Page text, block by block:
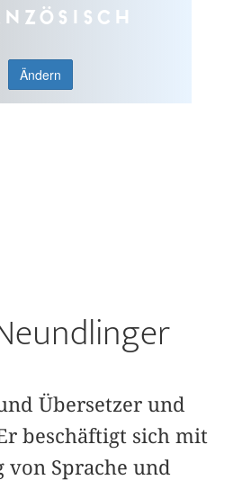
Ändern
Übersetzer und
beschäftigt sich mit
von Sprache und